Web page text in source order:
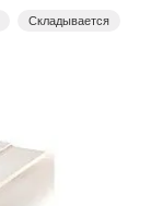
Складывается